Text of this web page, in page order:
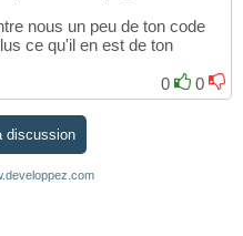
nous un peu de ton code
ce qu'il en est de ton
0
0
discussion